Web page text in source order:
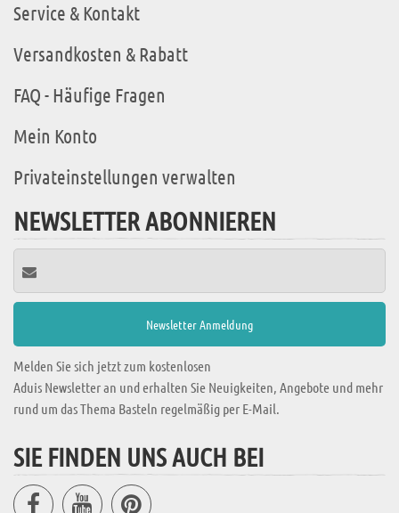
Service & Kontakt
Versandkosten & Rabatt
FAQ - Häufige Fragen
Mein Konto
Privateinstellungen verwalten
NEWSLETTER ABONNIEREN
Melden Sie sich jetzt zum kostenlosen
Aduis Newsletter an und erhalten Sie Neuigkeiten, Angebote und mehr
rund um das Thema Basteln regelmäßig per E-Mail.
SIE FINDEN UNS AUCH BEI